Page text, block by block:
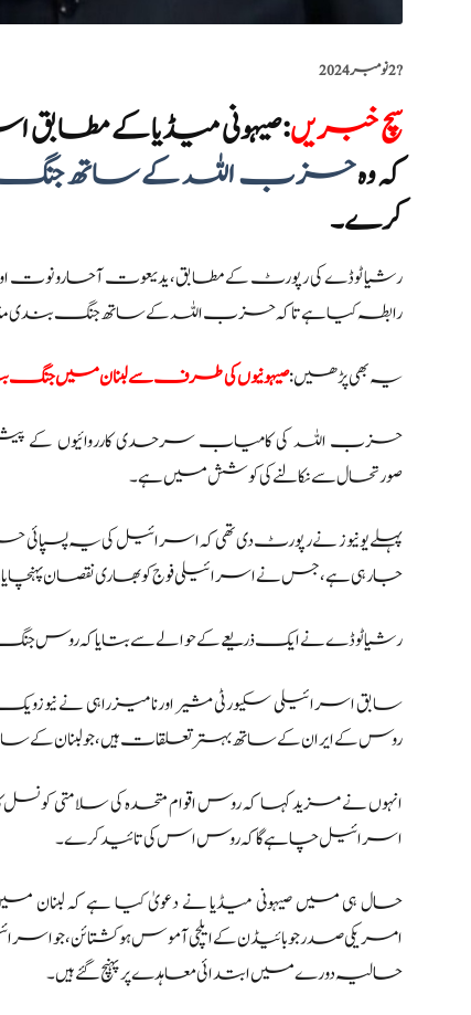
?️2 نومبر 2024
سچ خبریں:صیہونی میڈیا کے
کہ وہحزب اللہ کے ساتھ
کرے۔
رشیا ٹوڈے کی رپورٹ کے مطابق، یدیعوت آحارونوت اور
رابطہ کیا ہے تاکہ حزب اللہ کے ساتھ جنگ بندی
یہ بھی پڑھیں:صیہونیوں کی طرف سے لبنان میں جنگ
حزب اللہ کی کامیاب سرحدی کارروائیوں کے
صورتحال سے نکالنے کی کوشش میں ہے۔
پہلے یونیوز نے رپورٹ دی تھی کہ اسرائیل کی یہ
جا رہی ہے، جس نے اسرائیلی فوج کو بھاری نقصان
رشیا ٹوڈے نے ایک ذریعے کے حوالے سے بتایا کہ روس جنگ
سابق اسرائیلی سکیورٹی مشیر اورنا میزراہی نے
روس کے ایران کے ساتھ بہتر تعلقات ہیں، جو لبنان کے
انہوں نے مزید کہا کہ روس اقوام متحدہ کی سلامتی کونسل
اسرائیل چاہے گا کہ روس اس کی تائید کرے۔
حال ہی میں صیہونی میڈیا نے دعویٰ کیا ہے کہ
امریکی صدر جو بائیڈن کے ایلچی آموس ہوکشتائن، جو
حالیہ دورے میں ابتدائی معاہدے پر پہنچ گئے ہیں۔